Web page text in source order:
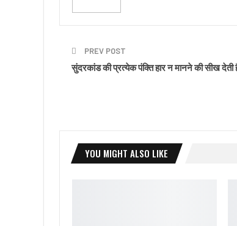
PREV POST
सुंदरकांड की प्रत्येक पंक्ति हार न मानने की सीख देती
YOU MIGHT ALSO LIKE